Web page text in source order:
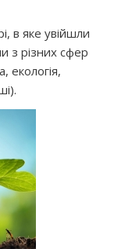
в яке увійшли
з різних сфер
екологія,